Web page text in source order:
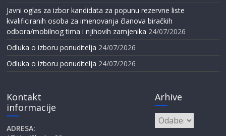
Javni oglas za izbor kandidata za popunu rezervne liste
kvalificiranih osoba za imenovanja članova biračkih
odbora/mobilnog tima i njihovih zamjenika 24/07/2026
Odluka o izboru ponuditelja 24/07/2026
Odluka o izboru ponuditelja 24/07/2026
Kontakt
informacije
ADRESA:
Arhive
Arhive